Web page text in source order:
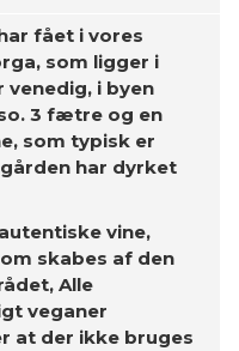
fået i vores
som ligger i
i byen
3 fætre og en
som typisk er
har dyrket
vine,
skabes af den
Alle
veganer
at der ikke bruges